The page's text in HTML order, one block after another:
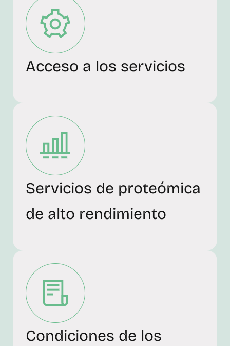
Acceso a los servicios
Servicios de proteómica
de alto rendimiento
Condiciones de los